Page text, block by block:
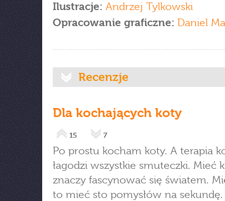
Ilustracje: Andrzej Tylkowski
Opracowanie graficzne: Daniel
Recenzje
Dla kochających koty
15 7
Po prostu kocham koty. A terapia
łagodzi wszystkie smuteczki. Mieć
znaczy fascynować się światem.
to mieć sto pomysłów na sekundę.